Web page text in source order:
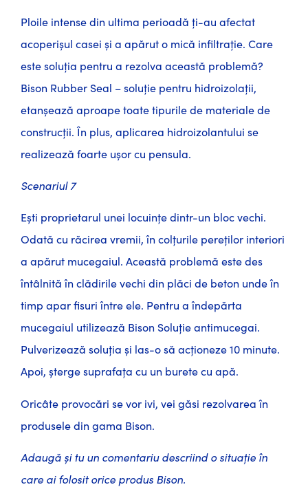
Ploile intense din ultima perioadă ți-au afectat
acoperișul casei și a apărut o mică infiltrație. Care
este soluția pentru a rezolva această problemă?
Bison Rubber Seal – soluție pentru hidroizolații,
etanșează aproape toate tipurile de materiale de
construcții. În plus, aplicarea hidroizolantului se
realizează foarte ușor cu pensula.
Scenariul 7
Ești proprietarul unei locuințe dintr-un bloc vechi.
Odată cu răcirea vremii, în colțurile pereților interiori
a apărut mucegaiul. Această problemă este des
întâlnită în clădirile vechi din plăci de beton unde în
timp apar fisuri între ele. Pentru a îndepărta
mucegaiul utilizează Bison Soluție antimucegai.
Pulverizează soluția și las-o să acționeze 10 minute.
Apoi, șterge suprafața cu un burete cu apă.
Oricâte provocări se vor ivi, vei găsi rezolvarea în
produsele din gama Bison.
Adaugă și tu un comentariu descriind o situație în
care ai folosit orice produs Bison.